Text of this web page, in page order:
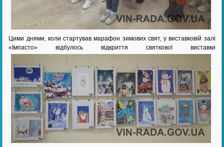
Цими днями, коли стартував марафон зимових свят, у виставковій залі
«Імпасто» відбулось відкриття святкової виставки